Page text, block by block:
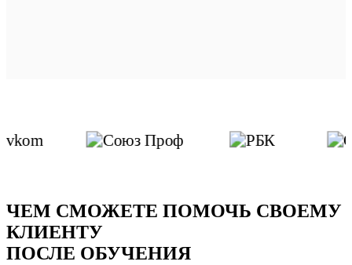
ЧЕМ СМОЖЕТЕ ПОМОЧЬ СВОЕМУ
КЛИЕНТУ
ПОСЛЕ ОБУЧЕНИЯ